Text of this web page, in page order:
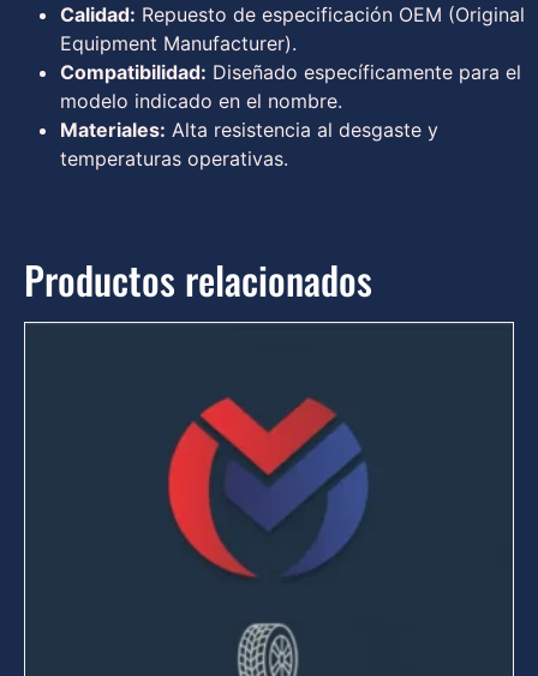
Calidad: Repuesto de especificación OEM (Original
Equipment Manufacturer).
Compatibilidad: Diseñado específicamente para el
modelo indicado en el nombre.
Materiales: Alta resistencia al desgaste y
temperaturas operativas.
Productos relacionados